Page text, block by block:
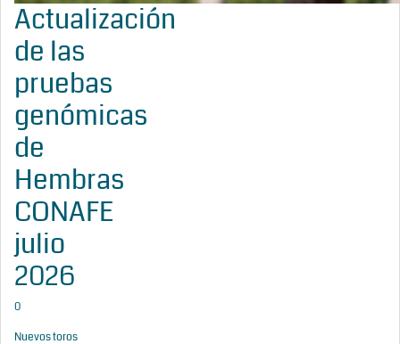
Actualización
de las
pruebas
genómicas
de
Hembras
CONAFE
julio
2026
0
Nuevos toros